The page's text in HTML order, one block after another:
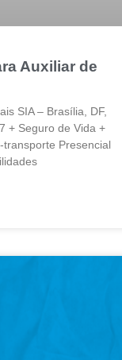
Auxiliar de
SIA – Brasília, DF,
+ Seguro de Vida +
transporte Presencial